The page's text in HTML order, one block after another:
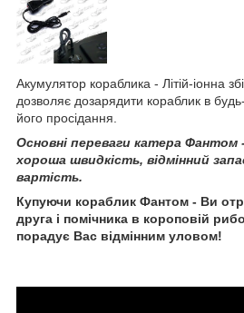
Акумулятор кораблика - Літій-іонна
дозволяє дозарядити кораблик в
його просідання.
Основні переваги катера Фантом
хороша швидкість, відмінний
вартість.
Купуючи кораблик Фантом - Ви
друга і помічника в короповій
порадує Вас відмінним уловом!